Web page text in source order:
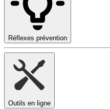
Réflexes prévention
Outils en ligne